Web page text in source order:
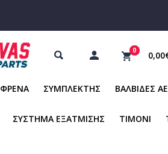
0
ΦΡΕΝΑ ΣΥΜΠΛΕΚΤΗΣ ΒΑΛΒΙΔΕΣ
ΣΥΣΤΗΜΑ ΕΞΑΤΜΙΣΗΣ ΤΙΜΟΝΙ